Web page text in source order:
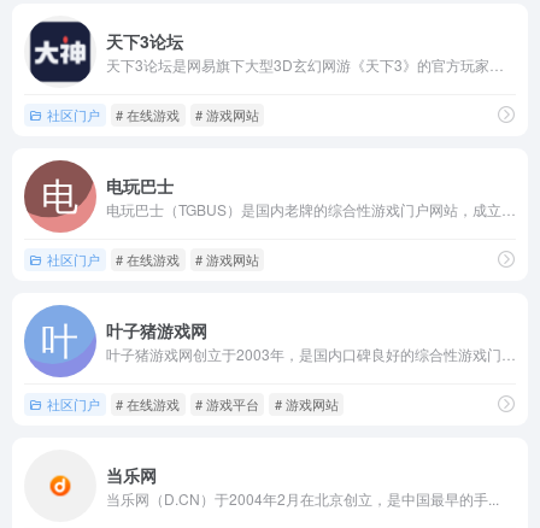
天下3论坛
社区门户 # 在线游戏 # 游戏网站
电玩巴士
社区门户 # 在线游戏 # 游戏网站
叶子猪游戏网
社区门户 # 在线游戏 # 游戏平台 # 游戏网站
当乐网
当乐网（D.CN）于2004年2月在北京创立，是中国最早的手...